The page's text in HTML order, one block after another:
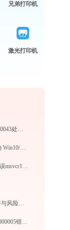
兄弟打印机
激光打印机
火狐浏览器 firefox.exe错误码0xc0000043处理办法
(2025最新)HP 477dw驱动下载(官方) Win10/Win11支持
Adobe Illustrator Illustrator.exe系统错误msvcr110.dll丢失如何解决
c盘lcu文件夹可以删除吗？详细解答与风险分析
火狐浏览器打开firefox.exe提示0xc0000005错误码怎么办